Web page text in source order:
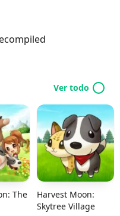
Ver todo
The
Harvest Moon:
Skytree Village